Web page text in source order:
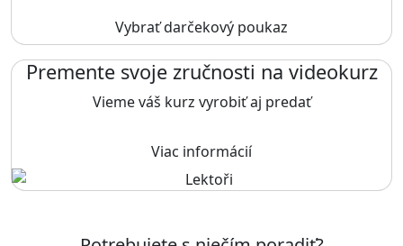
Vybrať darčekový poukaz
Premente svoje zručnosti na videokurz
Vieme váš kurz vyrobiť aj predať
Viac informácií